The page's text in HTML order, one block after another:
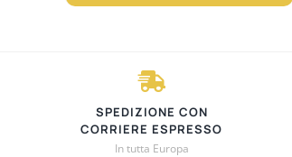
SPEDIZIONE CON
CORRIERE ESPRESSO
In tutta Europa